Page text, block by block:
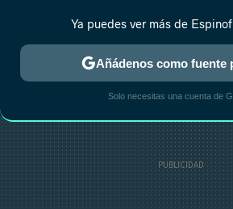
ESTRENOS REALITY ANIME
Ya puedes ver más de
Añádenos como fuente
Solo necesitas una cuenta de